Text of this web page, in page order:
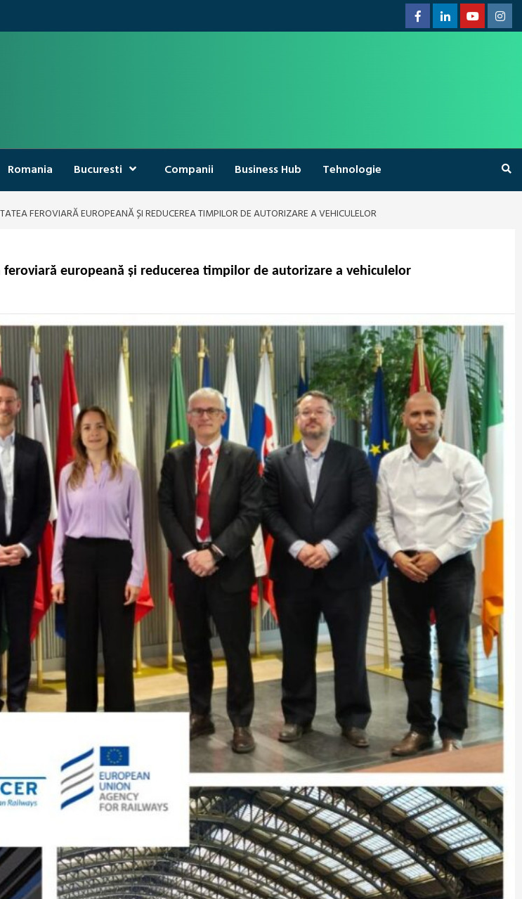
FacebookLinkedinYoutube
Romania Bucuresti Companii Business Hub Tehnologie
FEROVIARĂ EUROPEANĂ ȘI REDUCEREA TIMPILOR DE AUTORIZARE A VEHICULELOR
europeană și reducerea timpilor de autorizare a vehiculelor